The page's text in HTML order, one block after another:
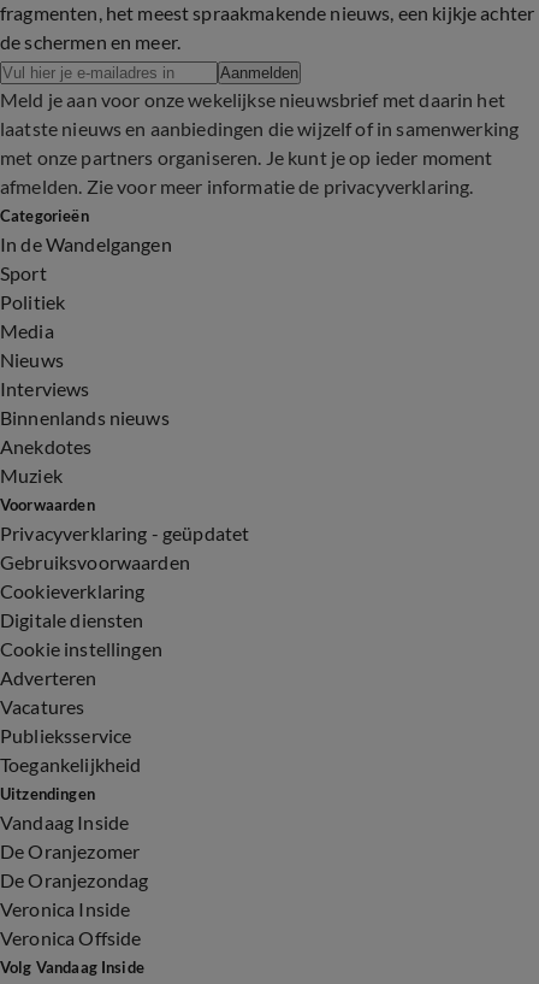
fragmenten, het meest spraakmakende nieuws, een kijkje achter
de schermen en meer.
Aanmelden
Meld je aan voor onze wekelijkse nieuwsbrief met daarin het
laatste nieuws en aanbiedingen die wijzelf of in samenwerking
met onze partners organiseren. Je kunt je op ieder moment
afmelden. Zie voor meer informatie de privacyverklaring.
Categorieën
In de Wandelgangen
Sport
Politiek
Media
Nieuws
Interviews
Binnenlands nieuws
Anekdotes
Muziek
Voorwaarden
Privacyverklaring - geüpdatet
Gebruiksvoorwaarden
Cookieverklaring
Digitale diensten
Cookie instellingen
Adverteren
Vacatures
Publieksservice
Toegankelijkheid
Uitzendingen
Vandaag Inside
De Oranjezomer
De Oranjezondag
Veronica Inside
Veronica Offside
Volg Vandaag Inside